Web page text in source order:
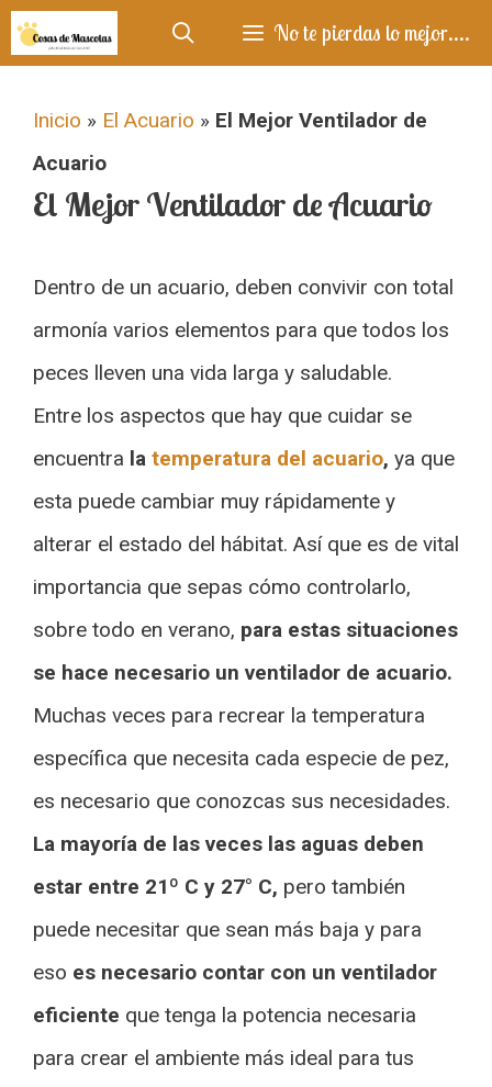
Saltar
al
No te pierdas lo mejor....
Inicio » El Acuario » El Mejor Ventilador de
Acuario
El Mejor Ventilador de Acuario
Dentro de un acuario, deben convivir con total
armonía varios elementos para que todos los
peces lleven una vida larga y saludable.
Entre los aspectos que hay que cuidar se
encuentra la temperatura del acuario, ya que
esta puede cambiar muy rápidamente y
alterar el estado del hábitat. Así que es de vital
importancia que sepas cómo controlarlo,
sobre todo en verano, para estas situaciones
se hace necesario un ventilador de acuario.
Muchas veces para recrear la temperatura
específica que necesita cada especie de pez,
es necesario que conozcas sus necesidades.
La mayoría de las veces las aguas deben
estar entre 21º C y 27° C, pero también
puede necesitar que sean más baja y para
eso es necesario contar con un ventilador
eficiente que tenga la potencia necesaria
para crear el ambiente más ideal para tus